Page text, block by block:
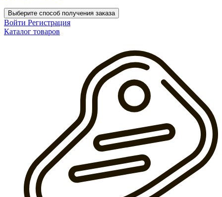
Выберите способ получения заказа
Войти Регистрация
Каталог товаров